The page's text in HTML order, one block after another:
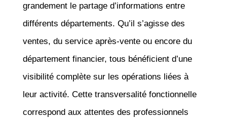
grandement le partage d’informations entre
différents départements. Qu’il s’agisse des
ventes, du service après-vente ou encore du
département financier, tous bénéficient d’une
visibilité complète sur les opérations liées à
leur activité. Cette transversalité fonctionnelle
correspond aux attentes des professionnels